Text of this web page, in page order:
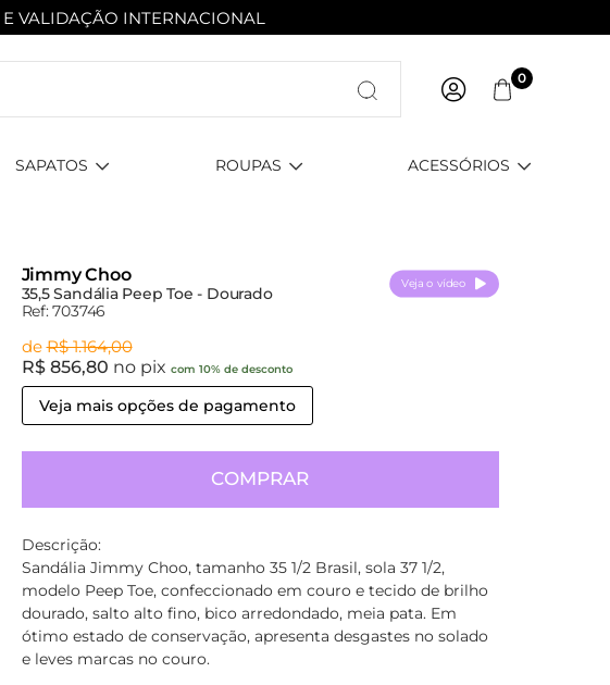
E VALIDAÇÃO INTERNACIONAL
0
SAPATOS ROUPAS ACESSÓRIOS
Jimmy Choo
35,5 Sandália Peep Toe - Dourado
Ref: 703746
Veja o vídeo
deR$ 1.164,00
R$ 856,80 no pix com 10% de desconto
Veja mais opções de pagamento
COMPRAR
Descrição:
Sandália Jimmy Choo, tamanho 35 1/2 Brasil, sola 37 1/2,
modelo Peep Toe, confeccionado em couro e tecido de brilho
dourado, salto alto fino, bico arredondado, meia pata. Em
ótimo estado de conservação, apresenta desgastes no solado
e leves marcas no couro.